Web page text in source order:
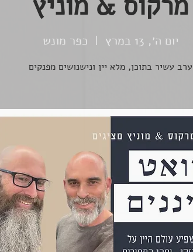
יום ה׳, 13 במרץ
  |
כפר מונש
ערב עשיר בתוכן, מלא יין ונישנושים מפנקים